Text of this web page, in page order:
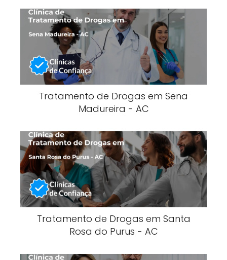
Tratamento de Drogas em Sena
Madureira - AC
Tratamento de Drogas em Santa
Rosa do Purus - AC